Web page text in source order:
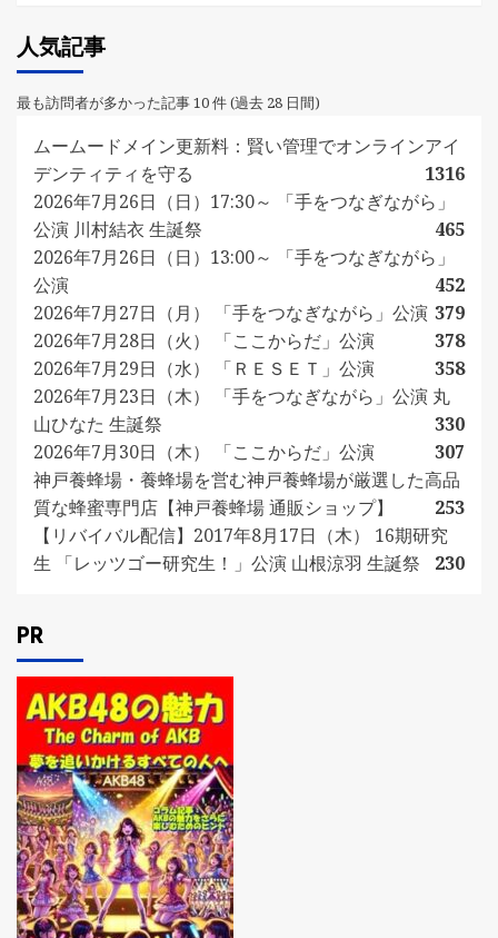
人気記事
最も訪問者が多かった記事 10 件 (過去 28 日間)
ムームードメイン更新料：賢い管理でオンラインアイ
デンティティを守る
1316
2026年7月26日（日）17:30～ 「手をつなぎながら」
公演 川村結衣 生誕祭
465
2026年7月26日（日）13:00～ 「手をつなぎながら」
公演
452
2026年7月27日（月） 「手をつなぎながら」公演 379
2026年7月28日（火） 「ここからだ」公演
378
2026年7月29日（水） 「ＲＥＳＥＴ」公演
358
2026年7月23日（木） 「手をつなぎながら」公演 丸
山ひなた 生誕祭
330
2026年7月30日（木） 「ここからだ」公演
307
神戸養蜂場・養蜂場を営む神戸養蜂場が厳選した高品
質な蜂蜜専門店【神戸養蜂場 通販ショップ】
253
【リバイバル配信】2017年8月17日（木） 16期研究
生 「レッツゴー研究生！」公演 山根涼羽 生誕祭
230
PR